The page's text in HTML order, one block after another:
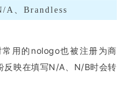
A、Brandless
用的nologo也被注册为商
反映在填写N/A、N/B时会转